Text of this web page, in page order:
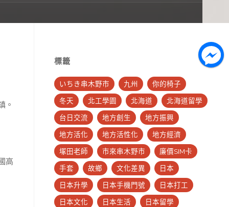
。
高
標籤
いちき串木野市 九州 你的椅子
冬天 北工學園 北海道 北海道留學
台日交流 地方創生 地方振興
地方活化 地方活性化 地方經濟
塚田老師 市來串木野市 廉價SIM卡
手套 故鄉 文化差異 日本
日本升學 日本手機門號 日本打工
日本文化 日本生活 日本留學